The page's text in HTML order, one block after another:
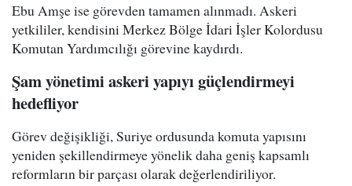
Ebu Amşe ise görevden tamamen alınmadı. Askeri
yetkililer, kendisini Merkez Bölge İdari İşler Kolordusu
Komutan Yardımcılığı görevine kaydırdı.
Şam yönetimi askeri yapıyı güçlendirmeyi
hedefliyor
Görev değişikliği, Suriye ordusunda komuta yapısını
yeniden şekillendirmeye yönelik daha geniş kapsamlı
reformların bir parçası olarak değerlendiriliyor.